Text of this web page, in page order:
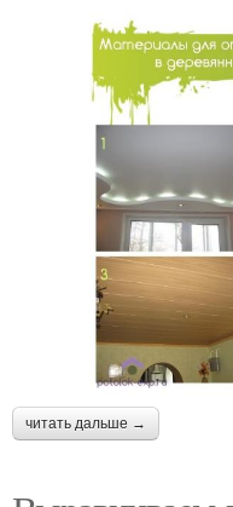
читать дальше →